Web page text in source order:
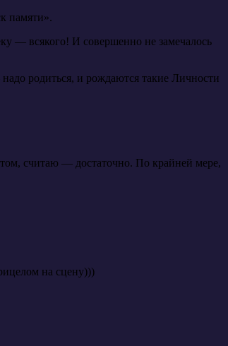
памяти».
— всякого! И совершенно не замечалось
родиться, и рождаются такие Личности
считаю — достаточно. По крайней мере,
на сцену)))